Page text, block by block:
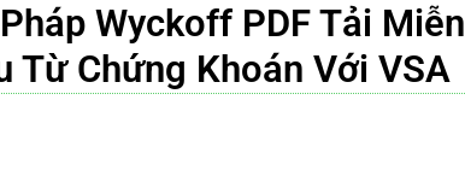
Wyckoff PDF Tải Miễn
Từ Chứng Khoán Với VSA